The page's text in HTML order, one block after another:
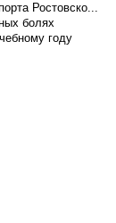
Ростовско...
болях
году